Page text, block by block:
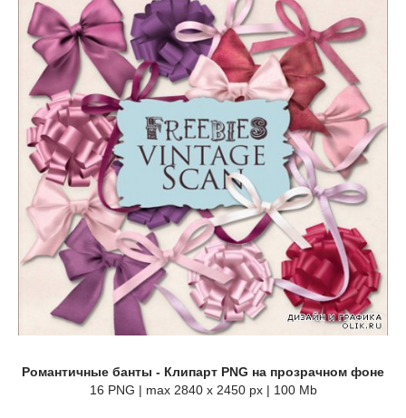
Романтичные банты - Клипарт PNG на прозрачном фоне
16 PNG | max 2840 x 2450 px | 100 Mb